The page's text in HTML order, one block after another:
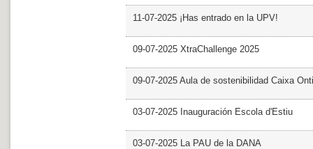
11-07-2025 ¡Has entrado en la UPV!
09-07-2025 XtraChallenge 2025
09-07-2025 Aula de sostenibilidad Caixa
03-07-2025 Inauguración Escola d'Estiu
03-07-2025 La PAU de la DANA